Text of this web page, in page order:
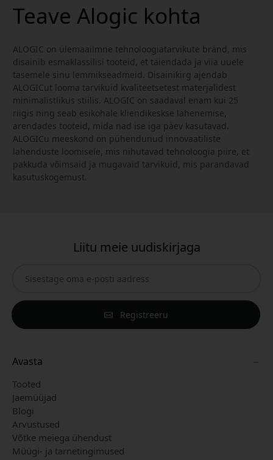
Teave Alogic kohta
ALOGIC on ülemaailmne tehnoloogiatarvikute bränd, mis
disainib esmaklassilisi tooteid, et täiendada ja viia uuele
tasemele sinu lemmikseadmeid. Disainikirg ajendab
ALOGICut looma tarvikuid kvaliteetsetest materjalidest
minimalistlikus stiilis. ALOGIC on saadaval enam kui 25
riigis ning seab esikohale kliendikeskse lähenemise,
arendades tooteid, mida nad ise iga päev kasutavad.
ALOGICu meeskond on pühendunud innovaatiliste
lahenduste loomisele, mis nihutavad tehnoloogia piire, et
pakkuda võimsaid ja mugavaid tarvikuid, mis parandavad
kasutuskogemust.
Liitu meie uudiskirjaga
Registreeru
Avasta
Tooted
Jaemüüjad
Blogi
Arvustused
Võtke meiega ühendust
Müügi- ja tarnetingimused